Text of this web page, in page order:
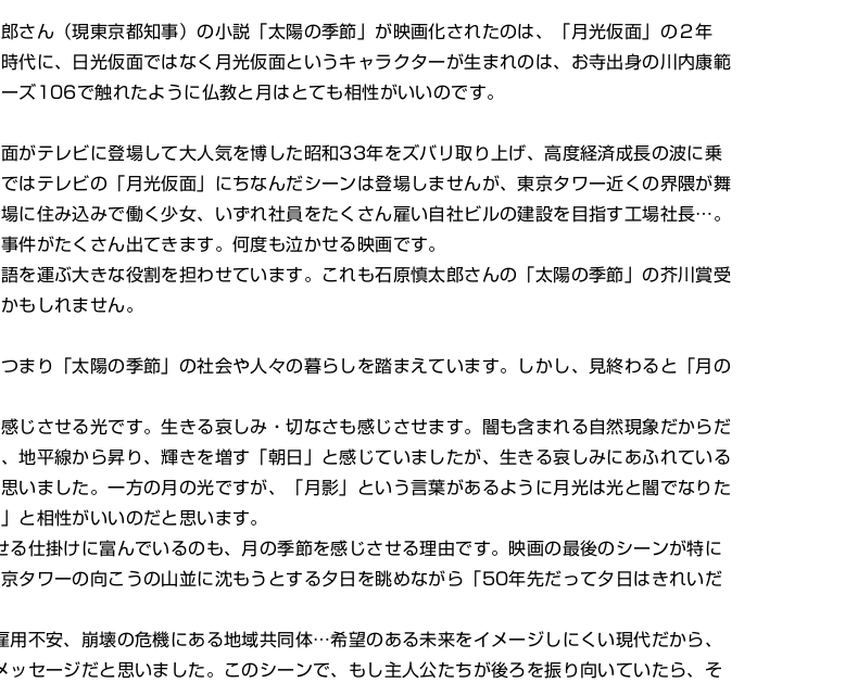
ん（現東京都知事）の小説「太陽の季節」が映画化されたのは、「月光仮面」の２年
代に、日光仮面ではなく月光仮面というキャラクターが生まれのは、お寺出身の川内康範
ズ106で触れたように仏教と月はとても相性がいいのです。
がテレビに登場して大人気を博した昭和33年をズバリ取り上げ、高度経済成長の波に乗
はテレビの「月光仮面」にちなんだシーンは登場しませんが、東京タワー近くの界隈が舞
に住み込みで働く少女、いずれ社員をたくさん雇い自社ビルの建設を目指す工場社長…。
件がたくさん出てきます。何度も泣かせる映画です。
運ぶ大きな役割を担わせています。これも石原慎太郎さんの「太陽の季節」の芥川賞受
もしれません。
り「太陽の季節」の社会や人々の暮らしを踏まえています。しかし、見終わると「月の
させる光です。生きる哀しみ・切なさも感じさせます。闇も含まれる自然現象だからだ
地平線から昇り、輝きを増す「朝日」と感じていましたが、生きる哀しみにあふれている
いました。一方の月の光ですが、「月影」という言葉があるように月光は光と闇でなりた
と相性がいいのだと思います。
仕掛けに富んでいるのも、月の季節を感じさせる理由です。映画の最後のシーンが特に
タワーの向こうの山並に沈もうとする夕日を眺めながら「50年先だって夕日はきれいだ
不安、崩壊の危機にある地域共同体…希望のある未来をイメージしにくい現代だから、
セージだと思いました。このシーンで、もし主人公たちが後ろを振り向いていたら、そ